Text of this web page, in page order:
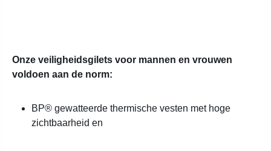
Onze veiligheidsgilets voor mannen en vrouwen
voldoen aan de norm:
BP® gewatteerde thermische vesten met hoge
zichtbaarheid en